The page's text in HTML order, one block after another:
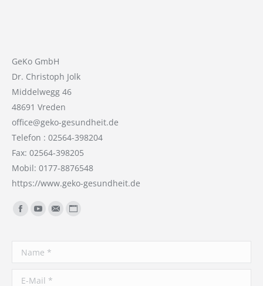
GeKo GmbH
Dr. Christoph Jolk
Middelwegg 46
48691 Vreden
office@geko-gesundheit.de
Telefon : 02564-398204
Fax: 02564-398205
Mobil: 0177-8876548
https://www.geko-gesundheit.de
Finden Sie uns auf:
Facebook
YouTube
E-
Website
Name *
E-Mail *